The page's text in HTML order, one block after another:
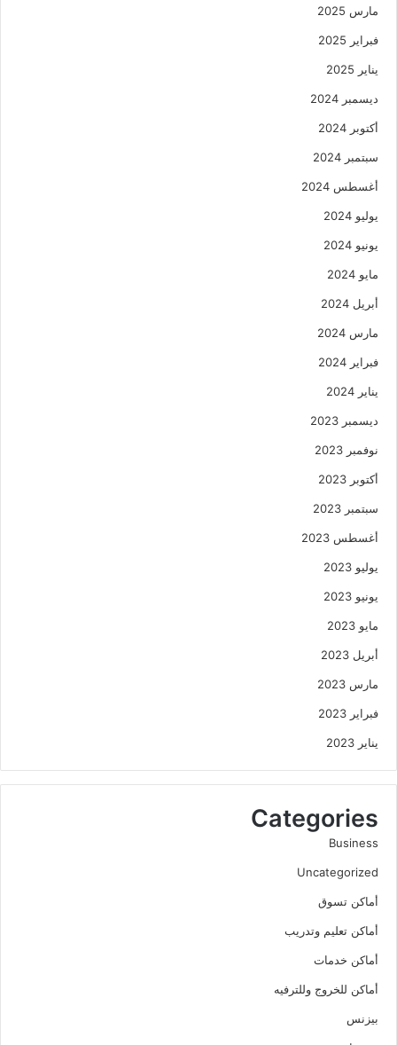
مارس 2025
فبراير 2025
يناير 2025
ديسمبر 2024
أكتوبر 2024
سبتمبر 2024
أغسطس 2024
يوليو 2024
يونيو 2024
مايو 2024
أبريل 2024
مارس 2024
فبراير 2024
يناير 2024
ديسمبر 2023
نوفمبر 2023
أكتوبر 2023
سبتمبر 2023
أغسطس 2023
يوليو 2023
يونيو 2023
مايو 2023
أبريل 2023
مارس 2023
فبراير 2023
يناير 2023
Categories
Business
Uncategorized
أماكن تسوق
أماكن تعليم وتدريب
أماكن خدمات
أماكن للخروج وللترفيه
بيزنس